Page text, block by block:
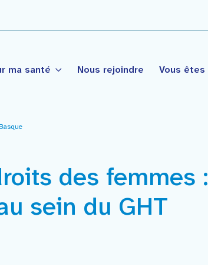
ma santé Nous rejoindre Vous êtes
des femmes :
sein du GHT